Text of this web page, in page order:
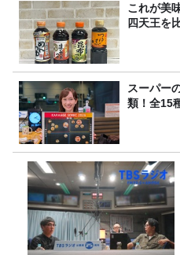
これが美
四天王を
スーパー
類！全15